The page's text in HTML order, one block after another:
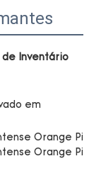
de Inventário
em